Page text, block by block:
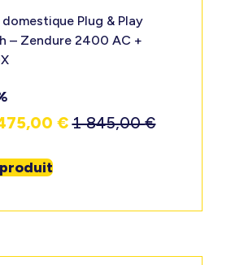
Plug & Play
– Zendure 2400 AC +
€1 845,00€